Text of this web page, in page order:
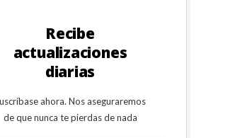
Recibe
actualizaciones
diarias
ahora. Nos aseguraremos
de que nunca te pierdas de nada